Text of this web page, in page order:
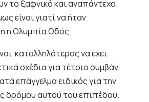
το ξαφνικό και αναπάντεχο.
είναι γιατί να ήταν
η Ολυμπία Οδός.
καταλληλότερος να έχει
σχέδια για τέτοιο συμβάν
επάγγελμα ειδικός για την
δρόμου αυτού του επιπέδου.